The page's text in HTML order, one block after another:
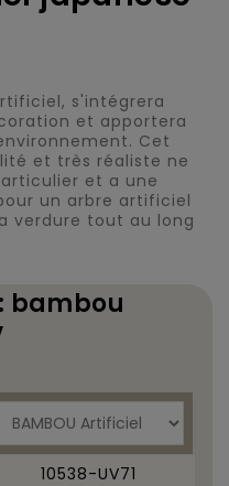
s'intégrera
et apportera
Cet
et très réaliste ne
et a une
un arbre artificiel
verdure tout au long
bambou
10538-UV71